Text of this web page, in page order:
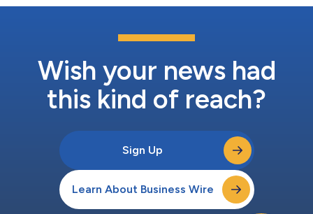
Wish your news had
this kind of reach?
Sign Up
Learn About Business Wire